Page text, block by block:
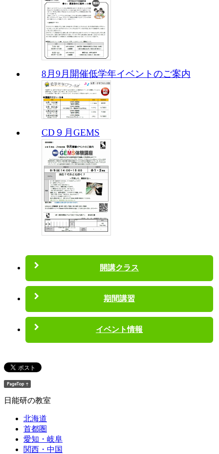
8月9月開催低学年イベントのご案内
CD９月GEMS
開講クラス
期間講習
イベント情報
日能研の教室
北海道
首都圏
愛知・岐阜
関西・中国